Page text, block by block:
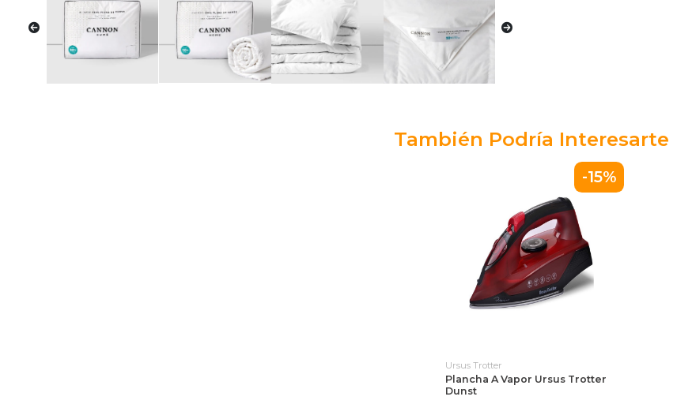
También Podría Interesarte
-15%
Ursus Trotter
Plancha A Vapor Ursus Trotter
Dunst